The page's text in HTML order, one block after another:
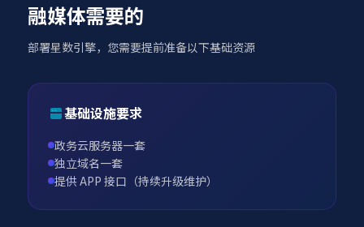
融媒体需要的
部署星数引擎，您需要提前准备以下基础资源
基础设施要求
政务云服务器一套
独立域名一套
提供 APP 接口（持续升级维护）